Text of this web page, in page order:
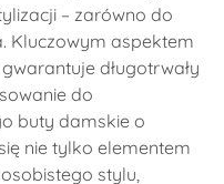
– zarówno do
Kluczowym aspektem
długotrwały
do
buty damskie o
nie tylko elementem
stylu,